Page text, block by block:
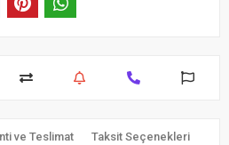
ve Teslimat Taksit Seçenekleri